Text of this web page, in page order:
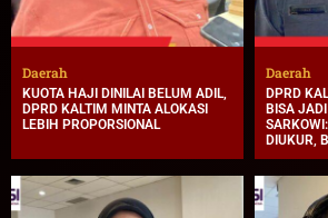
Daerah
KUOTA HAJI DINILAI BELUM ADIL,
DPRD KALTIM MINTA ALOKASI
LEBIH PROPORSIONAL
Daerah
DPRD
BISA JADI
DIUKUR,